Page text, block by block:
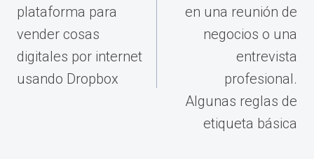
entradas
plataforma para
vender cosas
digitales por internet
usando Dropbox
en una reunión de
negocios o una
entrevista
profesional.
Algunas reglas de
etiqueta básica